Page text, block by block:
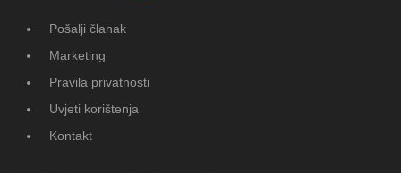
Pošalji članak
Marketing
Pravila privatnosti
Uvjeti korištenja
Kontakt